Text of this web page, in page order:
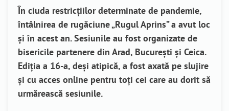
În ciuda restricțiilor determinate de pandemie,
întâlnirea de rugăciune „Rugul Aprins” a avut loc
și în acest an. Sesiunile au fost organizate de
bisericile partenere din Arad, București și Ceica.
Ediția a 16-a, deși atipică, a fost axată pe slujire
și cu acces online pentru toți cei care au dorit să
urmărească sesiunile.